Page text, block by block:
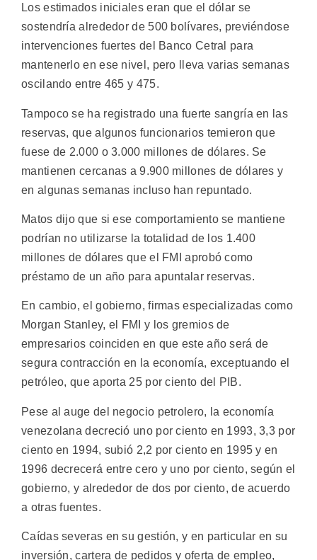
Los estimados iniciales eran que el dólar se
sostendría alrededor de 500 bolívares, previéndose
intervenciones fuertes del Banco Cetral para
mantenerlo en ese nivel, pero lleva varias semanas
oscilando entre 465 y 475.
Tampoco se ha registrado una fuerte sangría en las
reservas, que algunos funcionarios temieron que
fuese de 2.000 o 3.000 millones de dólares. Se
mantienen cercanas a 9.900 millones de dólares y
en algunas semanas incluso han repuntado.
Matos dijo que si ese comportamiento se mantiene
podrían no utilizarse la totalidad de los 1.400
millones de dólares que el FMI aprobó como
préstamo de un año para apuntalar reservas.
En cambio, el gobierno, firmas especializadas como
Morgan Stanley, el FMI y los gremios de
empresarios coinciden en que este año será de
segura contracción en la economía, exceptuando el
petróleo, que aporta 25 por ciento del PIB.
Pese al auge del negocio petrolero, la economía
venezolana decreció uno por ciento en 1993, 3,3 por
ciento en 1994, subió 2,2 por ciento en 1995 y en
1996 decrecerá entre cero y uno por ciento, según el
gobierno, y alrededor de dos por ciento, de acuerdo
a otras fuentes.
Caídas severas en su gestión, y en particular en su
inversión, cartera de pedidos y oferta de empleo,